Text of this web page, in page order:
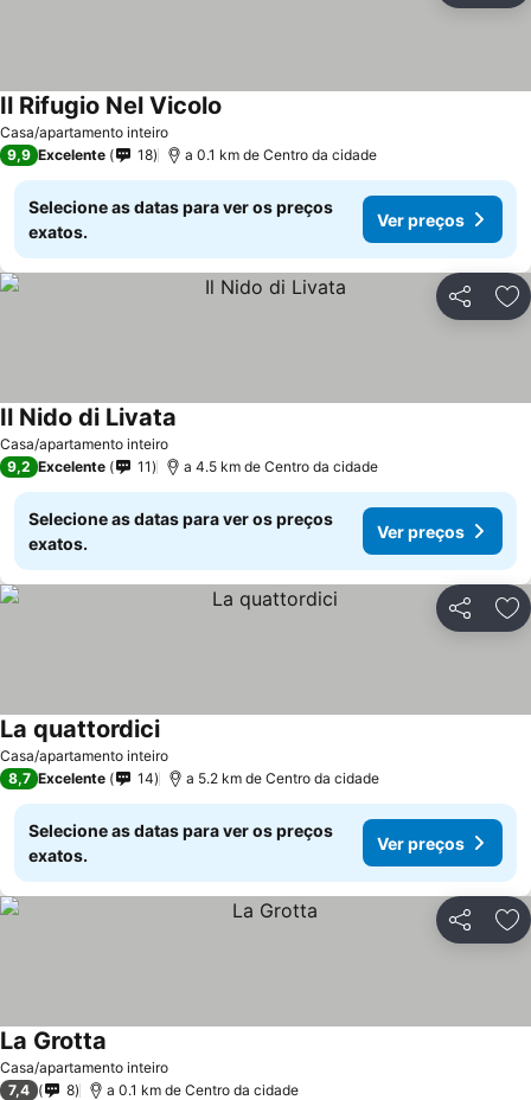
Casa/apartamento inteiro
Il Rifugio Nel Vicolo
9,9 Excelente 18 a 0.1 km de Centro da cidade
Selecione as datas para ver os preços
exatos.
Ver preços
Partilhar
Casa/apartamento inteiro
Il Nido di Livata
9,2 Excelente 11 a 4.5 km de Centro da cidade
Selecione as datas para ver os preços
exatos.
Ver preços
Partilhar
Casa/apartamento inteiro
La quattordici
8,7 Excelente 14 a 5.2 km de Centro da cidade
Selecione as datas para ver os preços
exatos.
Ver preços
Partilhar
Casa/apartamento inteiro
La Grotta
7,4 8 a 0.1 km de Centro da cidade